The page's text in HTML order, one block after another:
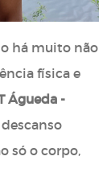
há muito não
física e
Águeda -
só o corpo,